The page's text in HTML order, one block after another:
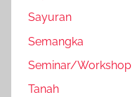
Sayuran
Semangka
Seminar/Workshop
Tanah